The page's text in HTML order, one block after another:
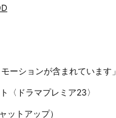
ーションが含まれています」
〈ドラマプレミア23〉
ットアップ）